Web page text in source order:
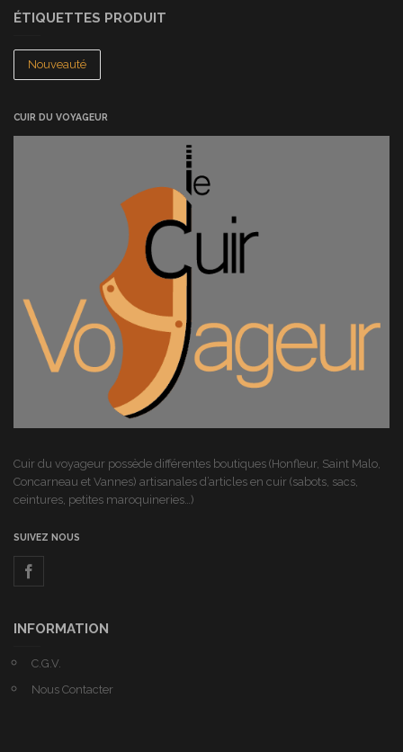
ÉTIQUETTES PRODUIT
Nouveauté
CUIR DU VOYAGEUR
Cuir du voyageur possède différentes boutiques (Honfleur, Saint Malo,
Concarneau et Vannes) artisanales d’articles en cuir (sabots, sacs,
ceintures, petites maroquineries…)
SUIVEZ NOUS
INFORMATION
C.G.V.
Nous Contacter